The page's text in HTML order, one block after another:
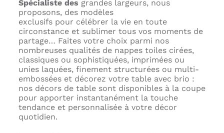
Spécialiste des grandes largeurs, nous
proposons,des modèles
exclusifs pour célébrer la vie en toute
circonstance et sublimer tous vos moments de
partage… Faites votre choix parmi nos
nombreuses qualités de nappes toiles cirées,
classiques ou sophistiquées, imprimées ou
unies laquées, finement structurées ou multi-
embossées et décorez votre table avec brio :
nos décors de table sont disponibles à la coupe
pour apporter instantanément la touche
tendance et personnalisée à votre décor
quotidien.